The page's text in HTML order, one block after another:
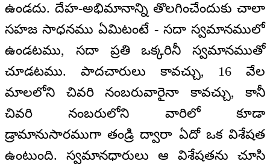
ఉండదు. దేహ-అభిమానాన్ని తొలగించేందుకు చాలా
సహజ సాధనము ఏమిటంటే - సదా స్వమానములో
ఉండటము, సదా ప్రతి ఒక్కరినీ స్వమానముతో
చూడటము. పాదచారులు కావచ్చు, 16 వేల
మాలలోని చివరి నంబరువారైనా కావచ్చు, కానీ
చివరి నంబరులోని వారిలో కూడా
డ్రామానుసారముగా తండ్రి ద్వారా ఏదో ఒక విశేషత
ఉంటుంది. స్వమానధారులు ఆ విశేషతను చూసి